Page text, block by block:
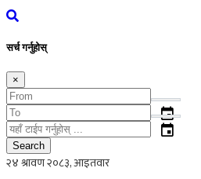
सर्च गर्नुहोस्
×
event
event
Search